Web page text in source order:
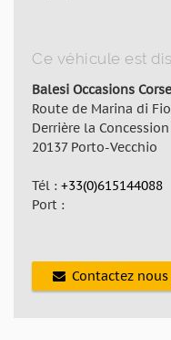
Ce véhicule est
Balesi Occasions Corse
Route de Marina di
Derrière la Concession
20137 Porto-Vecchio
Tél : +33(0)615144088
Port :
Contactez